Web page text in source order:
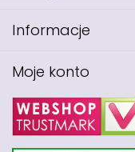
Informacje
Moje konto